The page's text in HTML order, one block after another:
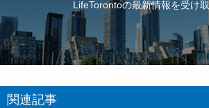
LifeTorontoの最新情報を受け取
関連記事